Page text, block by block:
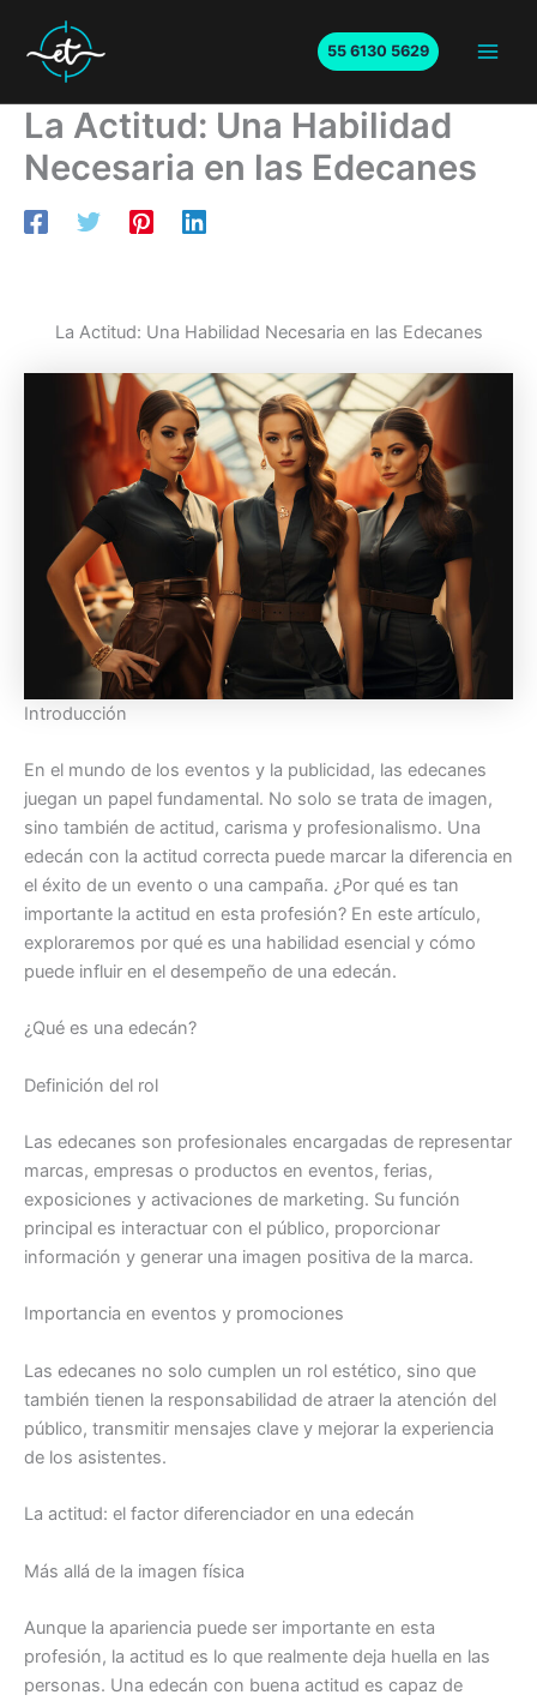
contenido
55 6130 5629
La Actitud: Una Habilidad
Necesaria en las Edecanes
La Actitud: Una Habilidad Necesaria en las Edecanes
Introducción
En el mundo de los eventos y la publicidad, las edecanes
juegan un papel fundamental. No solo se trata de imagen,
sino también de actitud, carisma y profesionalismo. Una
edecán con la actitud correcta puede marcar la diferencia en
el éxito de un evento o una campaña. ¿Por qué es tan
importante la actitud en esta profesión? En este artículo,
exploraremos por qué es una habilidad esencial y cómo
puede influir en el desempeño de una edecán.
¿Qué es una edecán?
Definición del rol
Las edecanes son profesionales encargadas de representar
marcas, empresas o productos en eventos, ferias,
exposiciones y activaciones de marketing. Su función
principal es interactuar con el público, proporcionar
información y generar una imagen positiva de la marca.
Importancia en eventos y promociones
Las edecanes no solo cumplen un rol estético, sino que
también tienen la responsabilidad de atraer la atención del
público, transmitir mensajes clave y mejorar la experiencia
de los asistentes.
La actitud: el factor diferenciador en una edecán
Más allá de la imagen física
Aunque la apariencia puede ser importante en esta
profesión, la actitud es lo que realmente deja huella en las
personas. Una edecán con buena actitud es capaz de